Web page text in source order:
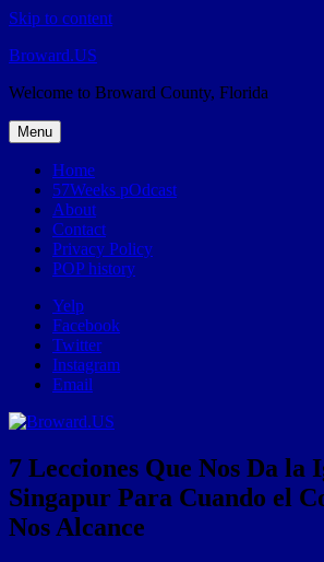
Skip to content
Broward.US
Welcome to Broward County, Florida
Menu
Home
57Weeks pOdcast
About
Contact
Privacy Policy
POP history
Yelp
Facebook
Twitter
Instagram
Email
7 Lecciones Que Nos Da la
Singapur Para Cuando el
Nos Alcance